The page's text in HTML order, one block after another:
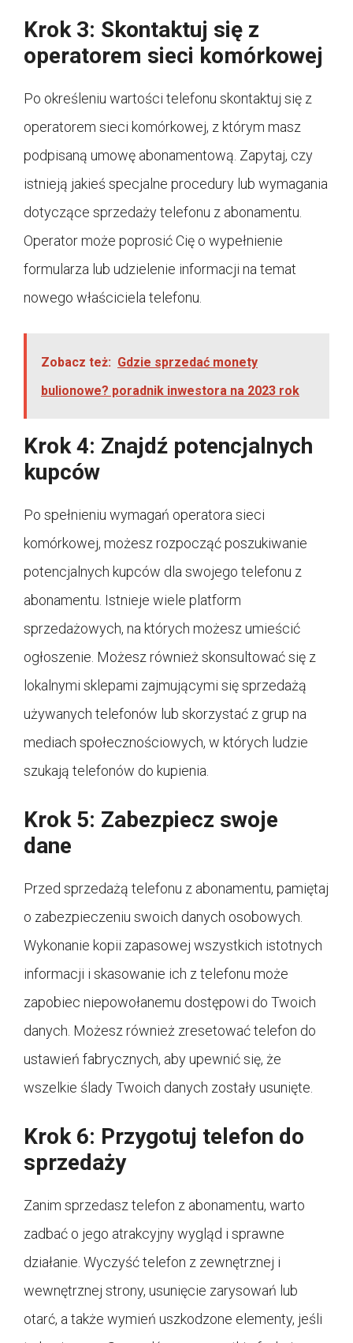
Krok 3: Skontaktuj się z
operatorem sieci komórkowej
Po określeniu wartości telefonu skontaktuj się z
operatorem sieci komórkowej, z którym masz
podpisaną umowę abonamentową. Zapytaj, czy
istnieją jakieś specjalne procedury lub wymagania
dotyczące sprzedaży telefonu z abonamentu.
Operator może poprosić Cię o wypełnienie
formularza lub udzielenie informacji na temat
nowego właściciela telefonu.
Zobacz też: Gdzie sprzedać monety
bulionowe? poradnik inwestora na 2023 rok
Krok 4: Znajdź potencjalnych
kupców
Po spełnieniu wymagań operatora sieci
komórkowej, możesz rozpocząć poszukiwanie
potencjalnych kupców dla swojego telefonu z
abonamentu. Istnieje wiele platform
sprzedażowych, na których możesz umieścić
ogłoszenie. Możesz również skonsultować się z
lokalnymi sklepami zajmującymi się sprzedażą
używanych telefonów lub skorzystać z grup na
mediach społecznościowych, w których ludzie
szukają telefonów do kupienia.
Krok 5: Zabezpiecz swoje
dane
Przed sprzedażą telefonu z abonamentu, pamiętaj
o zabezpieczeniu swoich danych osobowych.
Wykonanie kopii zapasowej wszystkich istotnych
informacji i skasowanie ich z telefonu może
zapobiec niepowołanemu dostępowi do Twoich
danych. Możesz również zresetować telefon do
ustawień fabrycznych, aby upewnić się, że
wszelkie ślady Twoich danych zostały usunięte.
Krok 6: Przygotuj telefon do
sprzedaży
Zanim sprzedasz telefon z abonamentu, warto
zadbać o jego atrakcyjny wygląd i sprawne
działanie. Wyczyść telefon z zewnętrznej i
wewnętrznej strony, usunięcie zarysowań lub
otarć, a także wymień uszkodzone elementy, jeśli